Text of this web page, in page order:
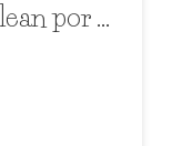
por …